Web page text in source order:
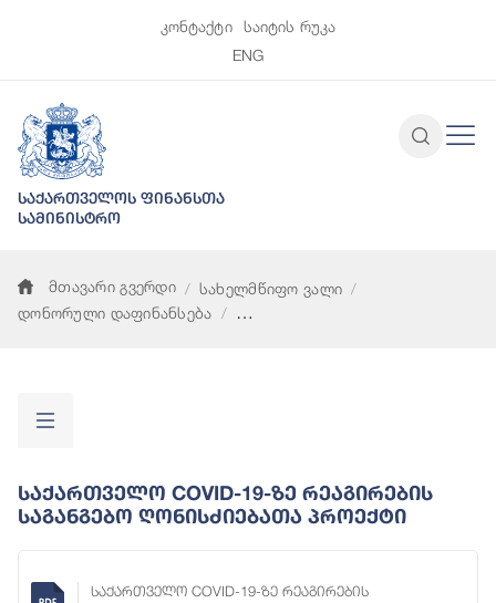
კონტაქტი
საიტის რუკა
ENG
საქართველოს ფინანსთა
სამინისტრო
მთავარი გვერდი
სახელმწიფო ვალი
დონორული დაფინანსება
Საქართველო COVID-19-Ზე Რეაგირების
Საგანგებო Ღონისძიებათა Პროექტი
საქართველო COVID-19-ზე რეაგირების